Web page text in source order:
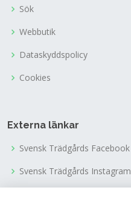
Sök
Webbutik
Dataskyddspolicy
Cookies
Externa länkar
Svensk Trädgårds Facebook
Svensk Trädgårds Instagram